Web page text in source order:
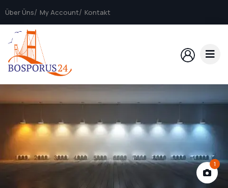
Über Üns My Account Kontakt
1